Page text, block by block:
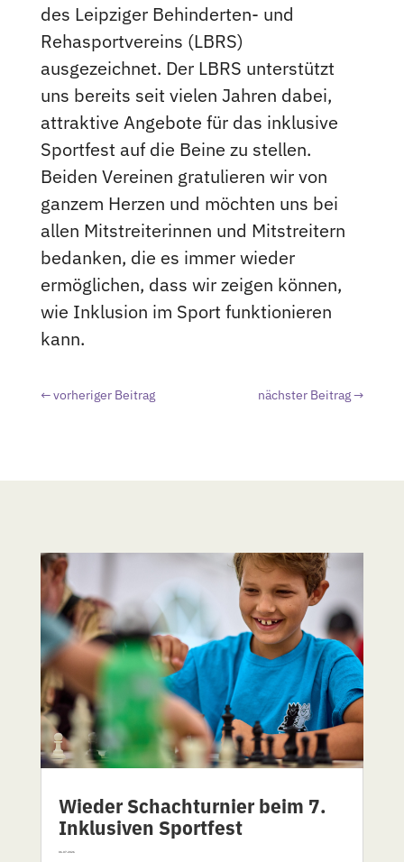
des Leipziger Behinderten- und
Rehasportvereins (LBRS)
ausgezeichnet. Der LBRS unterstützt
uns bereits seit vielen Jahren dabei,
attraktive Angebote für das inklusive
Sportfest auf die Beine zu stellen.
Beiden Vereinen gratulieren wir von
ganzem Herzen und möchten uns bei
allen Mitstreiterinnen und Mitstreitern
bedanken, die es immer wieder
ermöglichen, dass wir zeigen können,
wie Inklusion im Sport funktionieren
kann.
←vorheriger Beitrag nächster Beitrag→
Wieder Schachturnier beim 7.
Inklusiven Sportfest
06.07.2026